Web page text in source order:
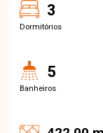
3
Dormitórios
5
Banheiros